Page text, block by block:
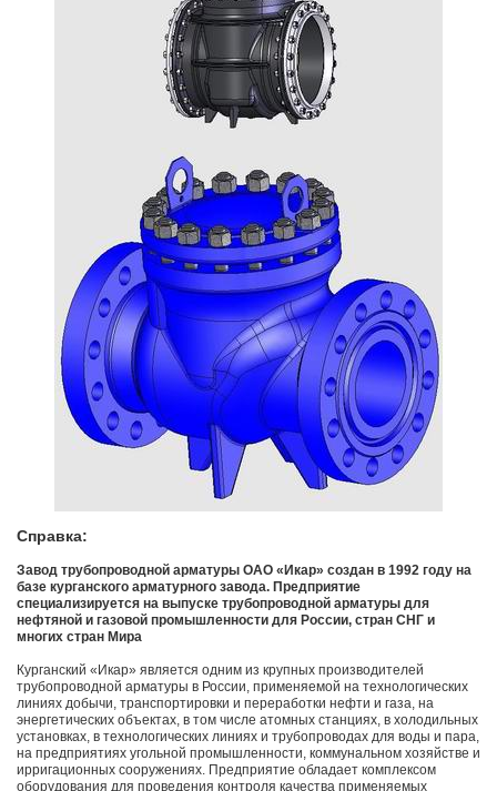
Справка:
Завод трубопроводной арматуры ОАО «Икар» создан в 1992 году на
базе курганского арматурного завода. Предприятие
специализируется на выпуске трубопроводной арматуры для
нефтяной и газовой промышленности для России, стран СНГ и
многих стран Мира
Курганский «Икар» является одним из крупных производителей
трубопроводной арматуры в России, применяемой на технологических
линиях добычи, транспортировки и переработки нефти и газа, на
энергетических объектах, в том числе атомных станциях, в холодильных
установках, в технологических линиях и трубопроводах для воды и пара,
на предприятиях угольной промышленности, коммунальном хозяйстве и
ирригационных сооружениях. Предприятие обладает комплексом
оборудования для проведения контроля качества применяемых